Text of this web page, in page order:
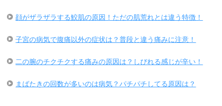
顔がザラザラする鮫肌の原因！ただの肌荒れとは違う特徴！
子宮の病気で腹痛以外の症状は？普段と違う痛みに注意！
二の腕のチクチクする痛みの原因は？しびれる感じが辛い！
まばたきの回数が多いのは病気？パチパチしてる原因は？